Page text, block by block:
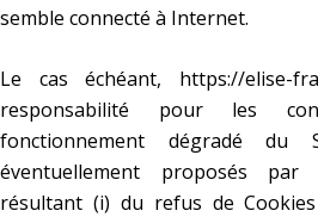
semble connecté à Internet.
Le cas échéant, https://elise-
responsabilité pour les
fonctionnement dégradé du
éventuellement proposés par
résultant (i) du refus de